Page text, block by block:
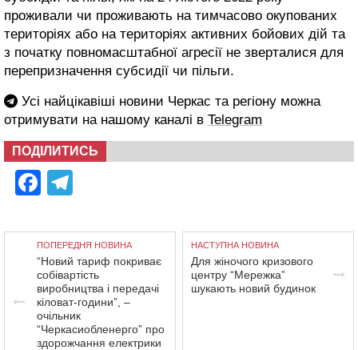
проживали чи проживають на тимчасово окупованих
територіях або на територіях активних бойових дій та
з початку повномасштабної агресії не зверталися для
перепризначення субсидії чи пільги.
Усі найцікавіші новини Черкас та регіону можна
отримувати на нашому каналі в Telegram
ПОДІЛИТИСЬ
Facebook
ПОПЕРЕДНЯ НОВИНА
“Новий тариф покриває
собівартість
виробництва і передачі
кіловат-години”, –
очільник
“Черкасиобленерго” про
здорожчання електрики
НАСТУПНА НОВИНА
Для жіночого кризового
центру “Мережка”
шукають новий будинок